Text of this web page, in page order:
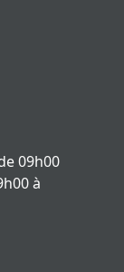
09h00
à